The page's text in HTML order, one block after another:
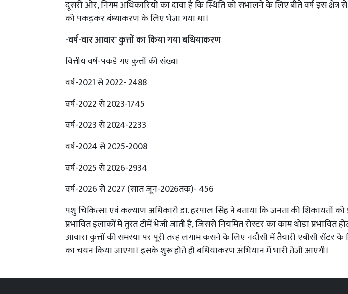
दूसरी ओर, निगम अधिकारियों का दावा है कि स्थिति को संभालने के लिए बीते वर्ष इस क्षेत्र
को पकड़कर बंध्याकरण के लिए भेजा गया था।
-वर्ष-वार आवारा कुत्तों का किया गया बधियाकरण
वित्तीय वर्ष-पकड़े गए कुत्तों की संख्या
वर्ष-2021 से 2022- 2488
वर्ष-2022 से 2023-1745
वर्ष-2023 से 2024-2233
वर्ष-2024 से 2025-2008
वर्ष-2025 से 2026-2934
वर्ष-2026 से 2027 (सात जून-2026तक)- 456
पशु चिकित्सा एवं कल्याण अधिकारी डा. हरपाल सिंह ने बताया कि जनता की शिकायतों को
प्रभावित इलाकों में तुरंत टीमें भेजी जाती हैं, जिससे नियमित रोस्टर का काम थोड़ा प्रभावित
आवारा कुत्तों की समस्या पर पूरी तरह लगाम कसने के लिए नदौसी में तैयारी एबीसी सेंटर
का चयन किया जाएगा। इसके शुरू होते ही बधियाकरण अभियान में भारी तेजी आएगी।